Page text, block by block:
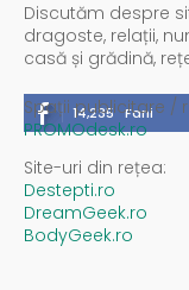
Discutăm despre
dragoste, relații,
casă și grădină,
14,235 Fani
Spații publicitare /
PROMOdesk.ro
Site-uri din rețea:
Destepti.ro
DreamGeek.ro
BodyGeek.ro